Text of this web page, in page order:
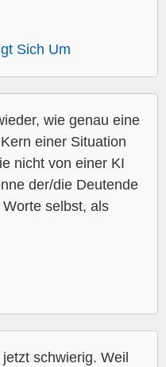
Sich Um
wie genau eine
einer Situation
nicht von einer KI
der/die Deutende
selbst, als
schwierig. Weil